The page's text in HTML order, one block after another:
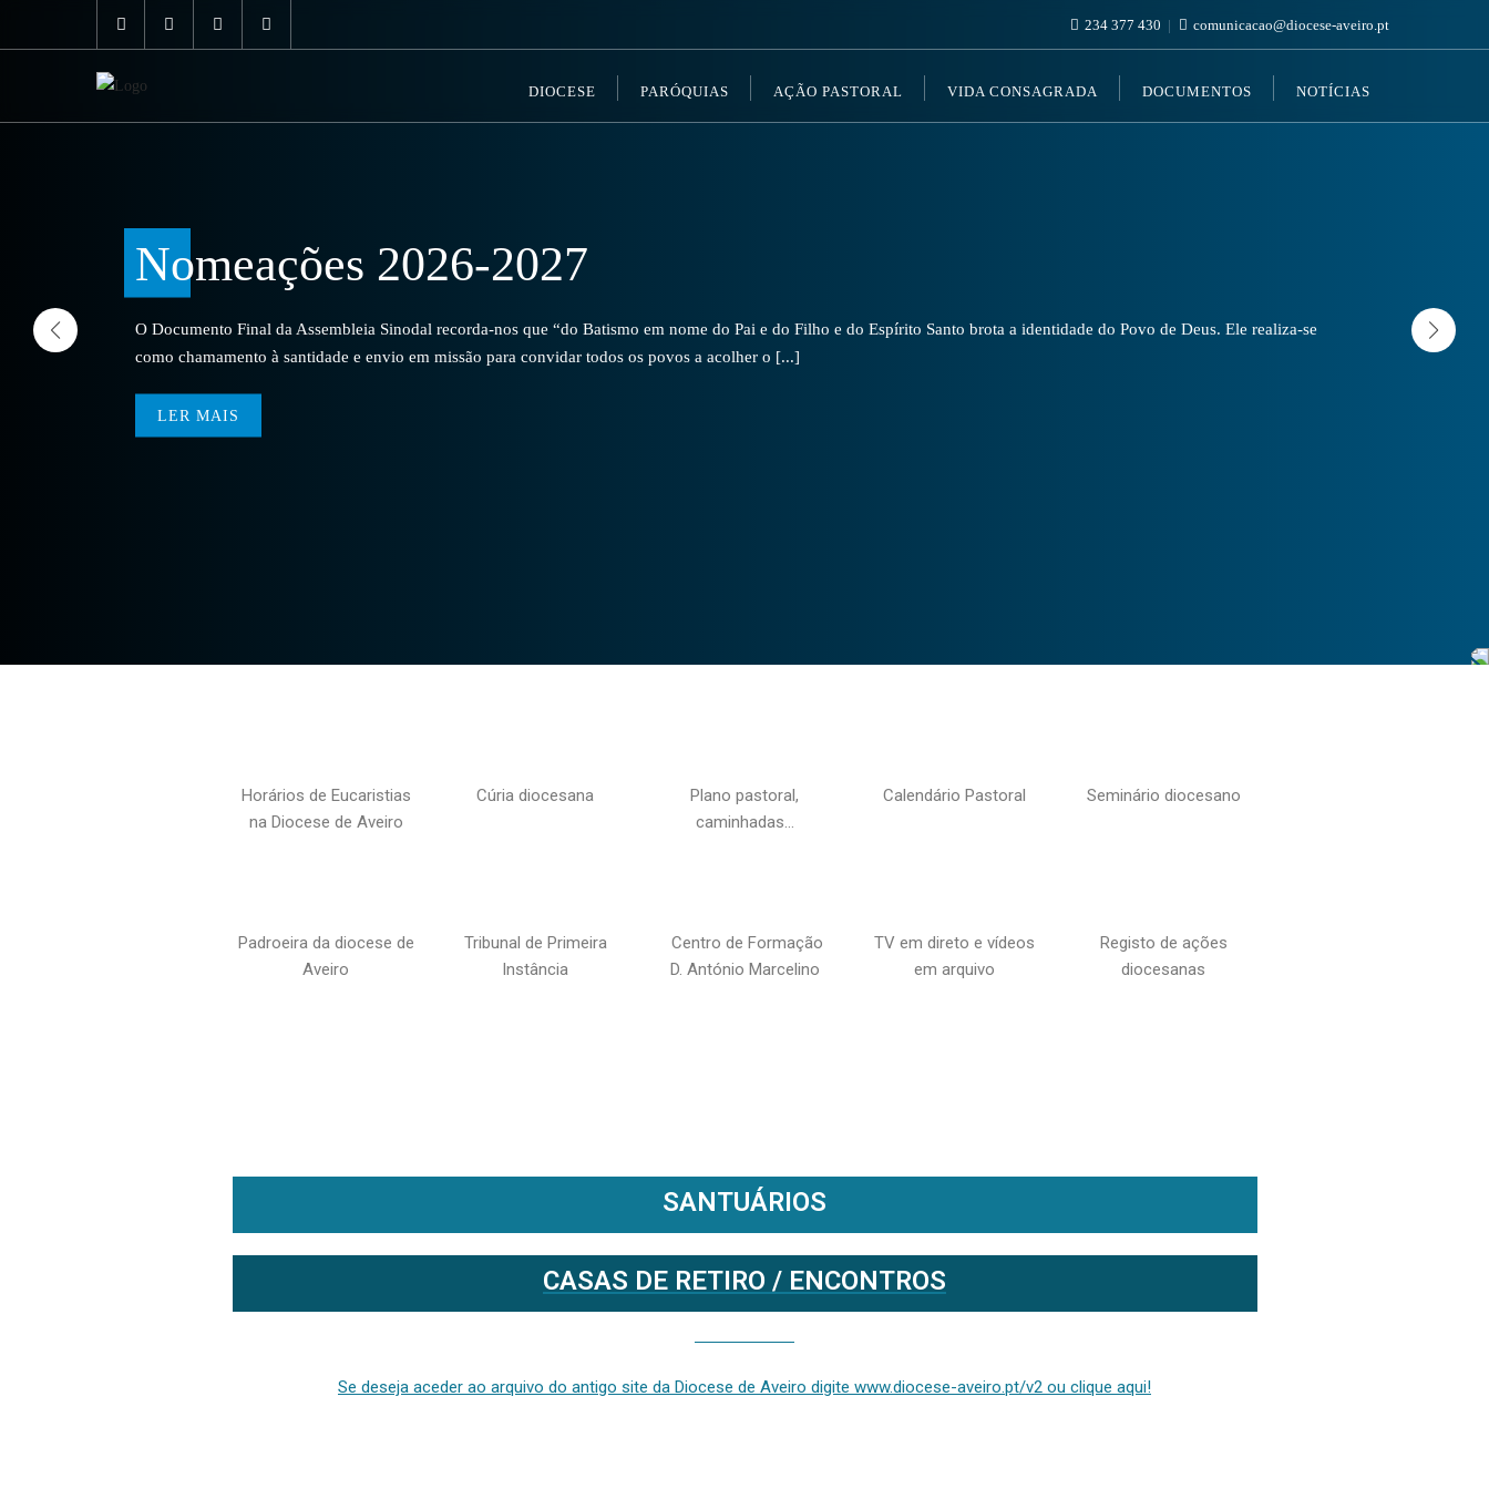
234 377 430 comunicacao@diocese-aveiro.pt
DIOCESE PARÓQUIAS AÇÃO PASTORAL VIDA CONSAGRADA DOCUMENTOS NOTÍCIAS
Nomeações 2026-2027
O Documento Final da Assembleia Sinodal recorda-nos que “do Batismo em nome do Pai e do Filho e do Espírito Santo brota a identidade do Povo de Deus. Ele realiza-se
como chamamento à santidade e envio em missão para convidar todos os povos a acolher o [...]
LER MAIS
Horários de Eucaristias
na Diocese de Aveiro
Cúria diocesana
Plano pastoral,
caminhadas…
Calendário Pastoral Seminário diocesano
Padroeira da diocese de
Aveiro
Tribunal de Primeira
Instância
Centro de Formação
D. António Marcelino
TV em direto e vídeos
em arquivo
Registo de ações
diocesanas
SANTUÁRIOS
CASAS DE RETIRO / ENCONTROS
Se deseja aceder ao arquivo do antigo site da Diocese de Aveiro digite www.diocese-aveiro.pt/v2 ou clique aqui!